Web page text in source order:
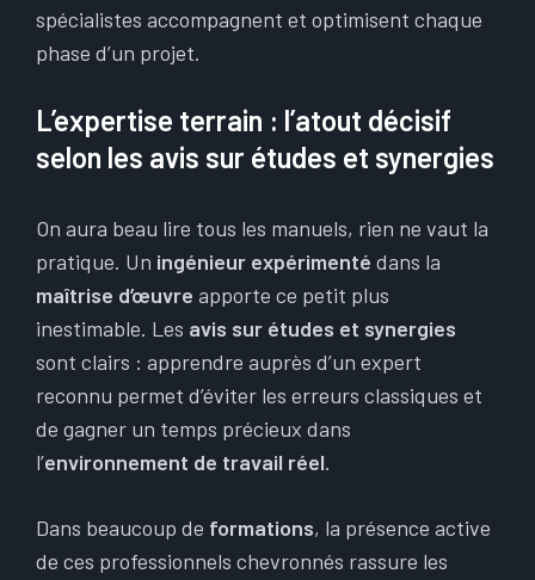
spécialistes accompagnent et optimisent chaque
phase d’un projet.
L’expertise terrain : l’atout décisif
selon les avis sur études et synergies
On aura beau lire tous les manuels, rien ne vaut la
pratique. Un ingénieur expérimenté dans la
maîtrise d’œuvre apporte ce petit plus
inestimable. Les avis sur études et synergies
sont clairs : apprendre auprès d’un expert
reconnu permet d’éviter les erreurs classiques et
de gagner un temps précieux dans
l’environnement de travail réel.
Dans beaucoup de formations, la présence active
de ces professionnels chevronnés rassure les